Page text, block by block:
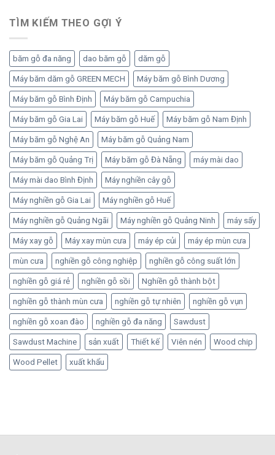
TÌM KIẾM THEO GỢI Ý
băm gỗ đa năng dao băm gỗ dăm gỗ
Máy băm dăm gỗ GREEN MECH Máy băm gỗ Bình Dương
Máy băm gỗ Bình Định Máy băm gỗ Campuchia
Máy băm gỗ Gia Lai Máy băm gỗ Huế Máy băm gỗ Nam Định
Máy băm gỗ Nghệ An Máy băm gỗ Quảng Nam
Máy băm gỗ Quảng Trị Máy băm gỗ Đà Nẵng máy mài dao
Máy mài dao Bình Định Máy nghiền cây gỗ
Máy nghiền gỗ Gia Lai Máy nghiền gỗ Huế
Máy nghiền gỗ Quảng Ngãi Máy nghiền gỗ Quảng Ninh máy sấy
Máy xay gỗ Máy xay mùn cưa máy ép củi máy ép mùn cưa
mùn cưa nghiền gỗ công nghiệp nghiền gỗ công suất lớn
nghiền gỗ giá rẻ nghiền gỗ sồi Nghiền gỗ thành bột
nghiền gỗ thành mùn cưa nghiền gỗ tự nhiên nghiền gỗ vụn
nghiền gỗ xoan đào nghiền gỗ đa năng Sawdust
Sawdust Machine sản xuất Thiết kế Viên nén Wood chip
Wood Pellet xuất khẩu